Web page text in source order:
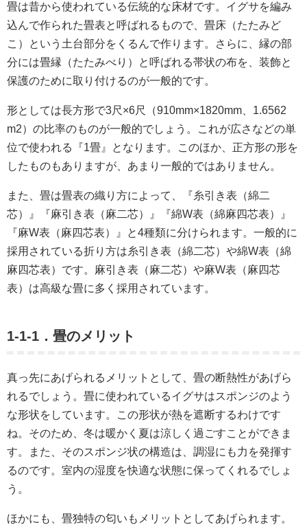
畳は昔から使われている伝統的な床材です。イグサを編み
込んで作られた畳表と呼ばれるもので、畳床（たたみど
こ）という土台部分をくるんで作ります。さらに、縁の部
分には畳縁（たたみべり）と呼ばれる帯状の布を、装飾と
保護のために取り付けるのが一般的です。
形としては長方形で3尺×6尺（910mm×1820mm、1.6562
m2）の比率のものが一般的でしょう。これが広さなどの単
位で使われる『1畳』となります。このほか、正方形の形を
したものもありますが、あまり一般的ではありません。
また、畳は畳表の織り方によって、『糸引き表（綿二
芯）』『麻引き表（麻二芯）』『綿W表（綿麻四芯表）』
『麻W表（麻四芯表）』と4種類に分けられます。一般的に
採用されている折り方は糸引き表（綿二芯）や綿W表（綿
麻四芯表）です。麻引き表（麻二芯）や麻W表（麻四芯
表）は高級な畳に多く採用されています。
1-1-1．畳のメリット
真っ先にあげられるメリットとして、畳の断熱性があげら
れるでしょう。畳に使われているイグサはスポンジのよう
な形状をしています。この形状が熱を遮断するわけです
ね。そのため、冬は暖かく夏は涼しく過ごすことができま
す。また、そのスポンジ状の構造は、調湿にも力を発揮す
るのです。室内の湿度を快適な状態に保ってくれるでしょ
う。
ほかにも、畳独特の匂いもメリットとしてあげられます。